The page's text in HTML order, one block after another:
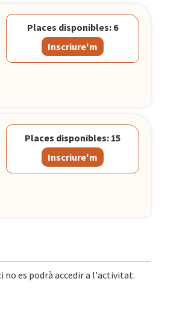
Places disponibles: 6
Inscriure'm
Places disponibles: 15
Inscriure'm
no es podrà accedir a l'activitat.